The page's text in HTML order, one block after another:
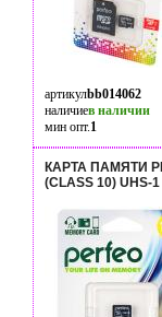
артикулbb014062
наличиев наличии
мин опт.1
КАРТА ПАМЯТИ
(CLASS 10) UHS-